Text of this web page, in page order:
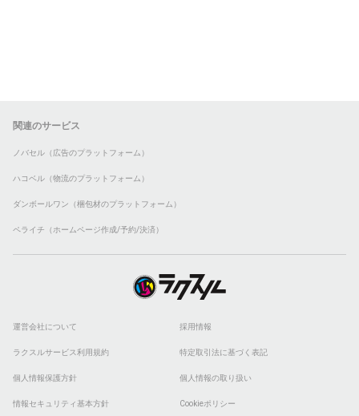
関連のサービス
ノバセル（広告のプラットフォーム）
ハコベル（物流のプラットフォーム）
ダンボールワン（梱包材のプラットフォーム）
ペライチ（ホームページ作成/予約/決済）
運営会社について 採用情報
ラクスルサービス利用規約 特定取引法に基づく表記
個人情報保護方針 個人情報の取り扱い
情報セキュリティ基本方針 Cookieポリシー